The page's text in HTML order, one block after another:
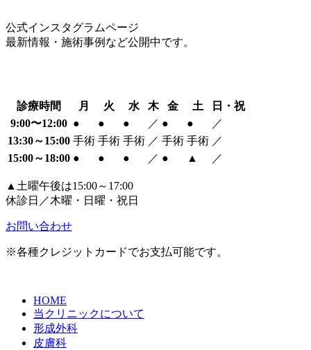
公式インスタグラムページ
最新情報・施術事例など公開中です。
診療時間 月 火 水 木 金 土
日・祝
9:00〜12:00 ● ● ● ／ ● ●
／
13:30～15:00 手術 手術 手術 ／ 手術 手術 ／
15:00～18:00 ● ● ● ／ ● ▲ ／
▲土曜午後は15:00～17:00
休診日／木曜・日曜・祝日
お問い合わせ
※各種クレジットカードでお支払可能です。
HOME
当クリニックについて
形成外科
皮膚科